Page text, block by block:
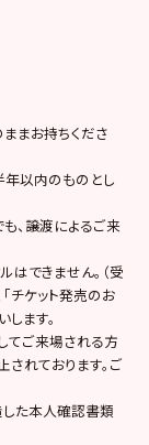
まお持ちくださ
年以内のものとし
、譲渡によるご来
はできません。（受
チケット発売のお
ます。
てご来場される方
れております。ご
た本人確認書類